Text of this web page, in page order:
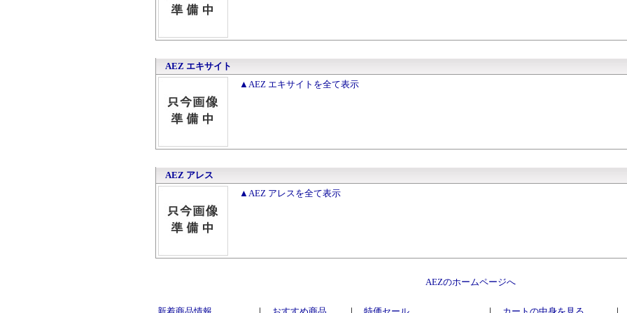
AEZ エキサイト
▲AEZ エキサイトを全て表示
AEZ アレス
▲AEZ アレスを全て表示
AEZのホームページへ